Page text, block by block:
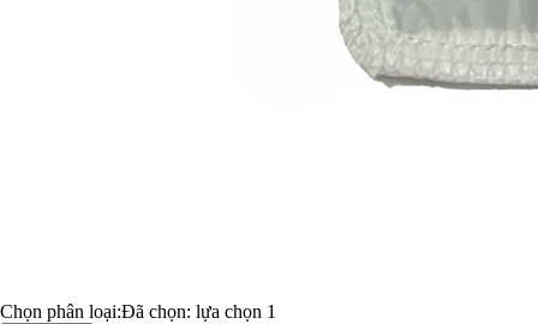
Chọn phân loại:Đã chọn: lựa chọn 1